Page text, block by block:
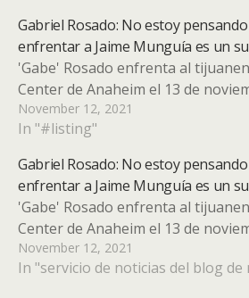
Gabriel Rosado: No estoy
enfrentar a Jaime Munguía es un
'Gabe' Rosado enfrenta al
Center de Anaheim el 13 de
November 12, 2021
In "#listing"
Gabriel Rosado: No estoy
enfrentar a Jaime Munguía es un
'Gabe' Rosado enfrenta al
Center de Anaheim el 13 de
November 12, 2021
In "servicio de noticias del blog de